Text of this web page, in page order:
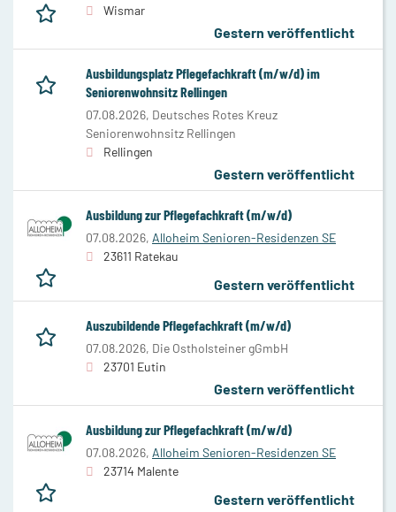
Wismar
Gestern veröffentlicht
Ausbildungsplatz Pflegefachkraft (m/w/d) im
Seniorenwohnsitz Rellingen
07.08.2026, Deutsches Rotes Kreuz
Seniorenwohnsitz Rellingen
Rellingen
Gestern veröffentlicht
Ausbildung zur Pflegefachkraft (m/w/d)
07.08.2026, Alloheim Senioren-Residenzen SE
23611 Ratekau
Gestern veröffentlicht
Auszubildende Pflegefachkraft (m/w/d)
07.08.2026, Die Ostholsteiner gGmbH
23701 Eutin
Gestern veröffentlicht
Ausbildung zur Pflegefachkraft (m/w/d)
07.08.2026, Alloheim Senioren-Residenzen SE
23714 Malente
Gestern veröffentlicht